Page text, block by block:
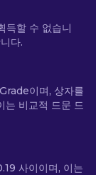
득할 수 없습니
다.
이며, 상자를
는 비교적 드문 드
사이이며, 이는